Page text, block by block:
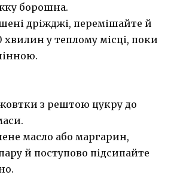
борошна.
дріжджі, перемішайте й
хвилин у теплому місці, поки
з рештою цукру до
масло або маргарин,
й поступово підсипайте